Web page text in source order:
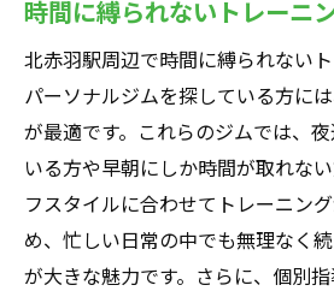
時間に縛られないトレーニ
北赤羽駅周辺で時間に縛られない
パーソナルジムを探している方に
が最適です。これらのジムでは、
いる方や早朝にしか時間が取れな
フスタイルに合わせてトレーニン
め、忙しい日常の中でも無理なく
が大きな魅力です。さらに、個別